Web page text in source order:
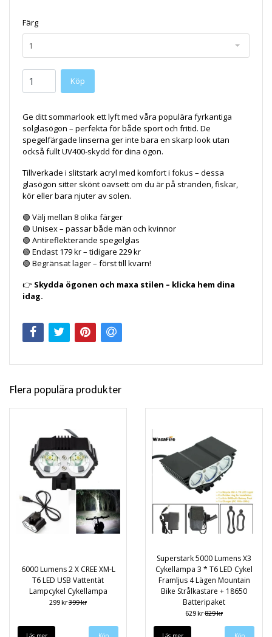
Färg
1
Ge ditt sommarlook ett lyft med våra populära fyrkantiga
solglasögon – perfekta för både sport och fritid. De
spegelfärgade linserna ger inte bara en skarp look utan
också fullt UV400-skydd för dina ögon.
Tillverkade i slitstark acryl med komfort i fokus – dessa
glasögon sitter skönt oavsett om du är på stranden, fiskar,
kör eller bara njuter av solen.
🟢 Välj mellan 8 olika färger
🟢 Unisex – passar både män och kvinnor
🟢 Antireflekterande spegelglas
🟢 Endast 179 kr – tidigare 229 kr
🟢 Begränsat lager – först till kvarn!
👉 Skydda ögonen och maxa stilen – klicka hem dina
idag.
Flera populära produkter
6000 Lumens 2 X CREE XM-L
T6 LED USB Vattentät
Lampcykel Cykellampa
299 kr399 kr
Superstark 5000 Lumens X3
Cykellampa 3 * T6 LED Cykel
Framljus 4 Lägen Mountain
Bike Strålkastare + 18650
Batteripaket
629 kr829 kr